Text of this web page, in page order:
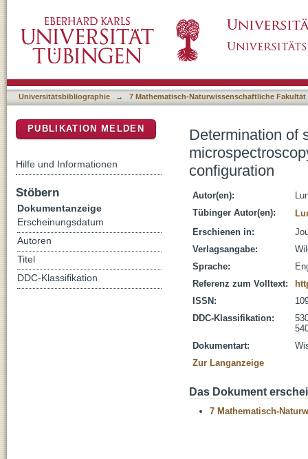
evaluation of optimal microscope
Universitätsbibliographie → 7 Mathematisch-Naturwissenschaftliche Fakultät
Determination of
configuration
Autor(en):
Tübinger Autor(en):
Erschienen in:
Verlagsangabe:
Sprache:
Referenz zum Volltext:
ISSN:
DDC-Klassifikation:
Dokumentart:
Zur Langanzeige
Das Dokument
7 Mathematisch-
PUBLIKATION MELDEN
Hilfe und Informationen
Stöbern
Dokumentanzeige
Erscheinungsdatum
Autoren
Titel
DDC-Klassifikation